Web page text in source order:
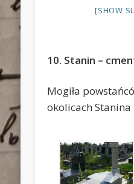
[SHOW
10. Stanin –
Mogiła
okolicach Stanina